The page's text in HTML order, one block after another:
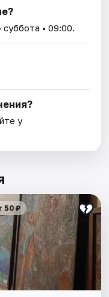
суббота • 09:00.
у
50 ₽